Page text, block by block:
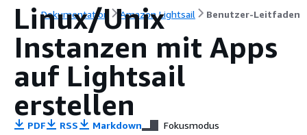
Dokumentation Amazon Lightsail Benutzer-Leitfaden
Linux/Unix
Instanzen mit Apps
auf Lightsail
erstellen
PDF RSS Markdown Fokusmodus